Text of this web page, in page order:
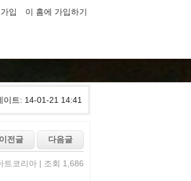
입 이 홈에 가입하기
트: 14-01-21 14:41
트코리아 | 조회 1,686